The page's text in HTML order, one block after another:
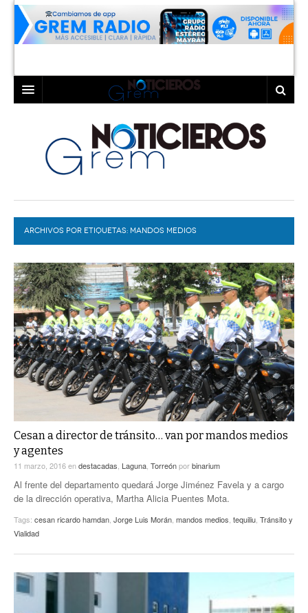
LAGUNA
TORREÓN
GÓMEZ PALACIO
LERDO
COAHUILA
DURANGO
DEPORTES
EXA
EL EXACTO
EXA INFORMA
GLOBO
CONTEXTOS
TRAYECTO LAGUNA
A MEDIA MAÑANA
A TODA LEY
DIÁLOGOS CON LA HISTORIA
TWEETS AND BEATS
LA MEJOR 97.1 ESTÉREO GALLITO
ACTUALIDADES GREM
PULSO
LA MEJOR INFORMACIÓN
COLABORADORES
PC29
ACTUALIDADES GREM
ARCHIVOS POR ETIQUETAS: MANDOS MEDIOS
Cesan a director de tránsito… van por mandos medios
y agentes
11 marzo, 2016endestacadas Laguna Torreónporbinarium
Al frente del departamento quedará Jorge Jiménez Favela y a cargo
de la dirección operativa, Martha Alicia Puentes Mota.
Tags: cesan ricardo hamdan Jorge Luis Morán mandos medios tequiliu Tránsito y
Vialidad